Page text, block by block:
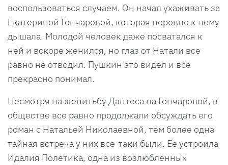
воспользоваться случаем. Он начал ухаживать за
Екатериной Гончаровой, которая неровно к нему
дышала. Молодой человек даже посватался к
ней и вскоре женился, но глаз от Натали все
равно не отводил. Пушкин это видел и все
прекрасно понимал.
Несмотря на женитьбу Дантеса на Гончаровой, в
обществе все равно продолжали обсуждать его
роман с Натальей Николаевной, тем более одна
тайная встреча у них все-таки были. Ее устроила
Идалия Полетика, одна из возлюбленных